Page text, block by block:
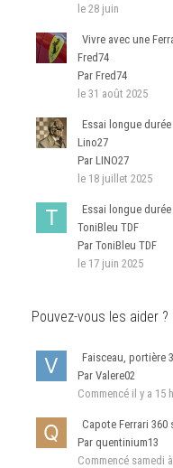
le 28 juin
Vivre avec une
Fred74
Par Fred74
le 31 août 2025
Essai longue
Lino27
Par LINO27
le 18 juillet 2025
Essai longue
ToniBleu TDF
Par ToniBleu TDF
le 17 juin 2025
Pouvez-vous les aider ?
Faisceau, portière
Par Valere02
Commencé il y a 15
Capote Ferrari
Par quentinium13
Commencé samedi